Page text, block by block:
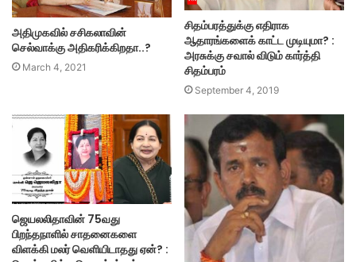
அதிமுகவில் சசிகலாவின்
செல்வாக்கு அதிகரிக்கிறதா..?
March 4, 2021
சிதம்பரத்துக்கு எதிராக
ஆதாரங்களைக் காட்ட முடியுமா? :
அரசுக்கு சவால் விடும் கார்த்தி
சிதம்பரம்
September 4, 2019
ஜெயலலிதாவின் 75வது
பிறந்தநாளில் சாதனைகளை
விளக்கி மலர் வெளியிடாதது ஏன்? :